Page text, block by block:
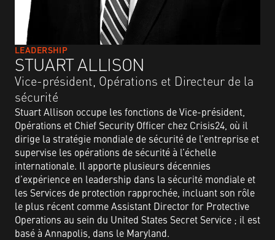
LEADERSHIP
STUART ALLISON
Vice-président, Opérations et Directeur de la
sécurité
Stuart Allison occupe les fonctions de Vice-président,
Opérations et Chief Security Officer chez Crisis24, où il
dirige la stratégie mondiale de sécurité de l’entreprise et
supervise les opérations de sécurité à l’échelle
internationale. Il apporte plusieurs décennies
d’expérience en leadership dans la sécurité mondiale et
les Services de protection rapprochée, incluant son rôle
le plus récent comme Assistant Director for Protective
Operations au sein du United States Secret Service ; il est
basé à Annapolis, dans le Maryland.